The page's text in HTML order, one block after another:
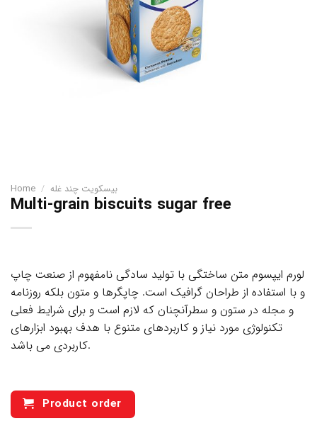
Home / بیسکویت چند غله
Multi-grain biscuits sugar free
لورم ایپسوم متن ساختگی با تولید سادگی نامفهوم از صنعت چاپ
و با استفاده از طراحان گرافیک است. چاپگرها و متون بلکه روزنامه
و مجله در ستون و سطرآنچنان که لازم است و برای شرایط فعلی
تکنولوژی مورد نیاز و کاربردهای متنوع با هدف بهبود ابزارهای
کاربردی می باشد.
Product order